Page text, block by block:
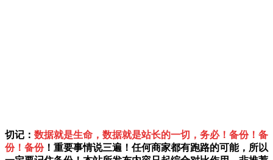
切记： 数据就是生命，数据就是站长的一切，务必！备份！备
份！备份！重要事情说三遍！任何商家都有跑路的可能，所以